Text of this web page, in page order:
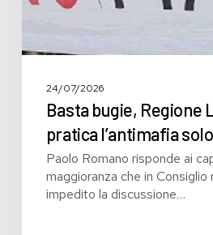
24/07/2026
Basta bugie, Regione
pratica l’antimafia
Paolo Romano risponde ai
maggioranza che in Consiglio
impedito la discussione…